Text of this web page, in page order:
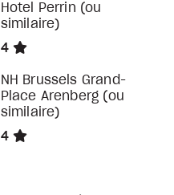
Hotel Perrin (ou
similaire)
4
NH Brussels Grand-
Place Arenberg (ou
similaire)
4